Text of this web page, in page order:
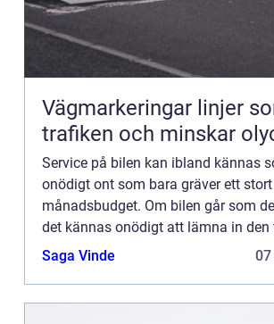
Vägmarkeringar linjer
trafiken och minskar
Service på bilen kan ibland kännas
onödigt ont som bara gräver ett
månadsbudget. Om bilen går som
det kännas onödigt att lämna in den
verkstad, ...
Saga Vinde